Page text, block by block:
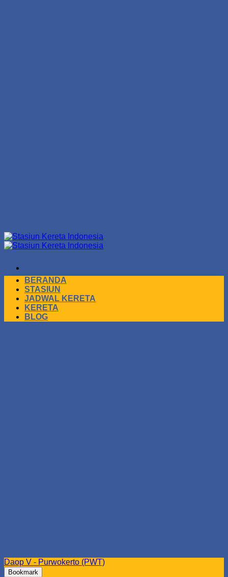
Skip
to
BERANDA
STASIUN
JADWAL KERETA
KERETA
BLOG
Daop V - Purwokerto (PWT)
Bookmark